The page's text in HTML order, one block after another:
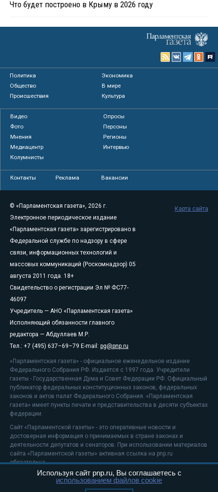
Что будет построено в Крыму в 2026 году
Политика
Экономика
Общество
В мире
Происшествия
Культура
Видео
Опросы
Фото
Персоны
Мнения
Регионы
Медиацентр
Интервью
Колумнисты
Контакты Реклама Вакансии
© «Парламентская газета», 2026 г.
Электронное периодическое издание
«Парламентская газета» зарегистрировано в
Федеральной службе по надзору в сфере
связи, информационных технологий и
массовых коммуникаций (Роскомнадзор) 05
августа 2011 года. 18+
Свидетельство о регистрации Эл № ФС77-
46097
Учредитель — АНО «Парламентская газета»
Исполняющий обязанности главного
редактора — Абдуллаев М.Р.
Тел.: +7 (495) 637–69–79 E-mail: pg@pnp.ru
«Парламентская газета» - официальное еженедельное издание
Федерального Собрания РФ. Издается с 1997 года. Учредители
газеты - Государственная Дума и Совет Федерации РФ. Официальный
публикатор федеральных конституционных законов, федеральных
законов и актов палат Федерального Собрания. «Парламентская
газета» имеет пункты печати и представительства в десяти субъектах
федерации.
Сайт «Парламентской газеты» - это оперативные новости и
достоверная информация о принимаемых в стране законах и
деятельности депутатов и сенаторов. При использовании материалов
сайта «Парламентской газеты» активная ссылка на pnp.ru
обязательна.
На информационном ресурсе применяютсярекомендательные
Карта сайта
Используя сайт pnp.ru, Вы соглашаетесь с
использованием файлов cookie